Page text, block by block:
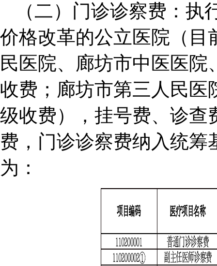
（二）门诊诊察费：
价格改革的公立医院（目
民医院、廊坊市中医医
收费；廊坊市第三人民医
级收费），挂号费、诊查
费，门诊诊察费纳入统
为：